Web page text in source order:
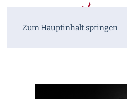
Zum Hauptinhalt springen